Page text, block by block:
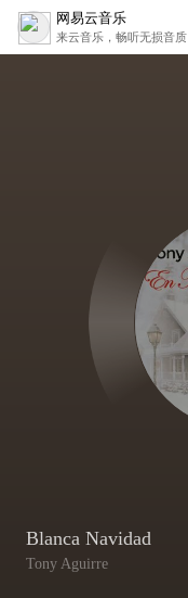
网易云音乐
来云音乐，畅听无损音质
Blanca Navidad
Tony Aguirre